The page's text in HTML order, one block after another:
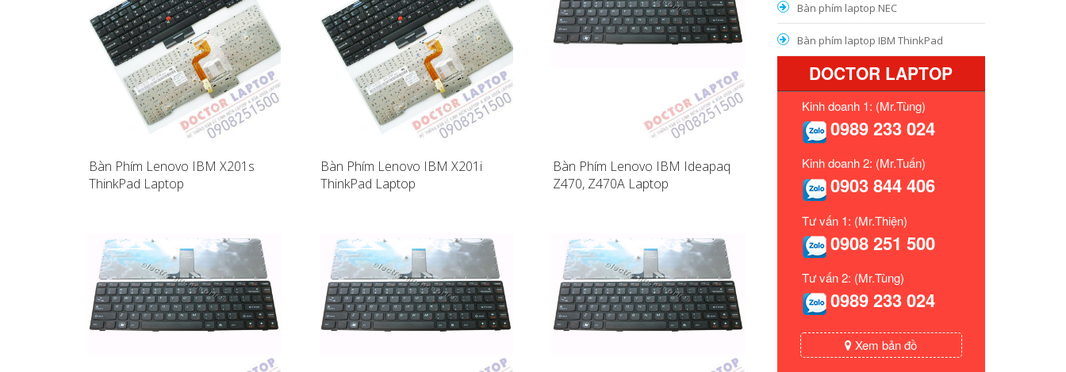
Bàn Phím Lenovo IBM X201s
ThinkPad Laptop
Bàn Phím Lenovo IBM X201i
ThinkPad Laptop
Bàn Phím Lenovo IBM Ideapaq
Z470, Z470A Laptop
Bàn phím laptop NEC
Bàn phím laptop IBM ThinkPad
DOCTOR LAPTOP
Kinh doanh 1: (Mr.Tùng)
0989 233 024
Kinh doanh 2: (Mr.Tuấn)
0903 844 406
Tư vấn 1: (Mr.Thiện)
0908 251 500
Tư vấn 2: (Mr.Tùng)
0989 233 024
Xem bản đồ